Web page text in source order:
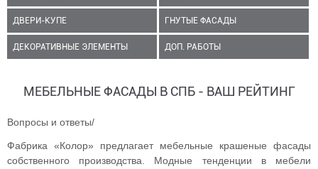
ДВЕРИ-КУПЕ ГНУТЫЕ ФАСАДЫ
ДЕКОРАТИВНЫЕ ЭЛЕМЕНТЫ ДОП. РАБОТЫ
МЕБЕЛЬНЫЕ ФАСАДЫ В СПБ - ВАШ РЕЙТИНГ
Вопросы и ответы/
Фабрика «Колор» предлагает мебельные крашеные фасады
собственного производства. Модные тенденции в мебели